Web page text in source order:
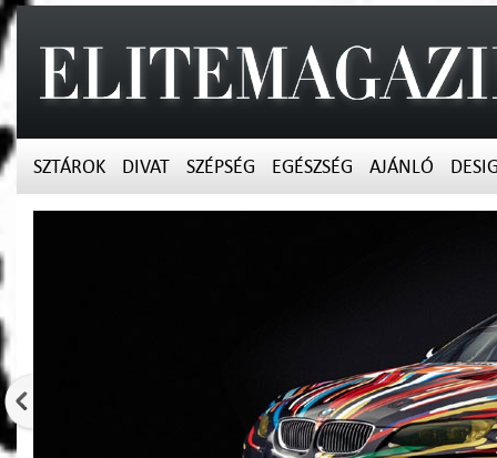
SZTÁROK DIVAT SZÉPSÉG EGÉSZSÉG AJÁNLÓ